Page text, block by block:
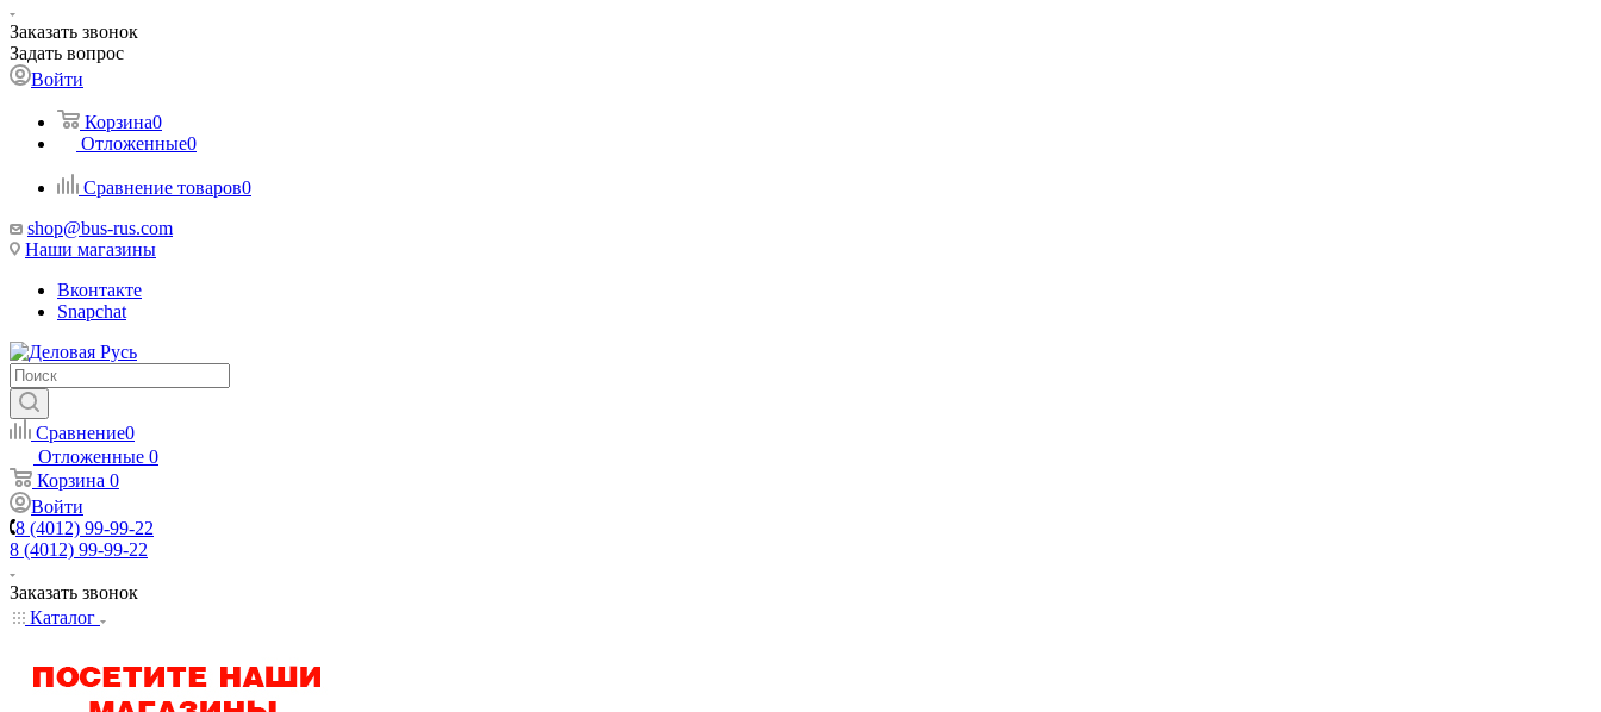
Заказать звонок
Задать вопрос
Войти
Корзина0
Отложенные0
Сравнение товаров0
shop@bus-rus.com
Наши магазины
Вконтакте
Snapchat
Сравнение0
Отложенные 0
Корзина 0
Войти
8 (4012) 99-99-22
8 (4012) 99-99-22
Заказать звонок
Каталог